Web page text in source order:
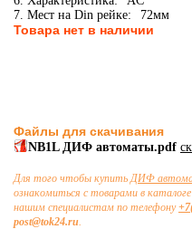
7. Мест на Din рейке:
72мм
Товара нет в наличии
Файлы для скачивания
NB1L ДИФ автоматы.pdf
Для того чтобы купитьДИФ
ознакомиться с товарами в
нашим специалистам по телефону
post@tok24.ru.